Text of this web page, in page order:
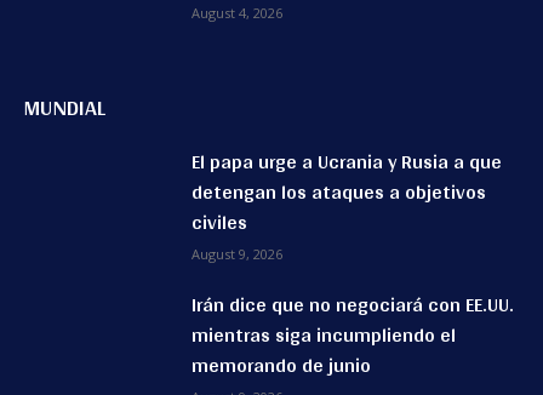
August 4, 2026
MUNDIAL
El papa urge a Ucrania y Rusia a que
detengan los ataques a objetivos
civiles
August 9, 2026
Irán dice que no negociará con EE.UU.
mientras siga incumpliendo el
memorando de junio